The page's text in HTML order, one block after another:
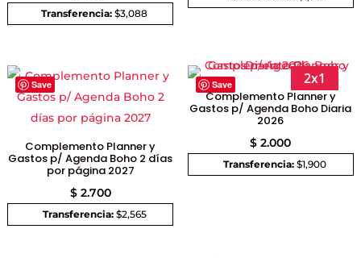
Transferencia:$3,088
$ 2.000.$ 1.800.
Save
Complemento Planner y
Gastos p/ Agenda Boho 2 días
por página 2027
$2.700
Transferencia: $2,565
Save 2x1
Complemento Planner y
Gastos p/ Agenda Boho Diaria
2026
$ 2.000
Transferencia: $1,900